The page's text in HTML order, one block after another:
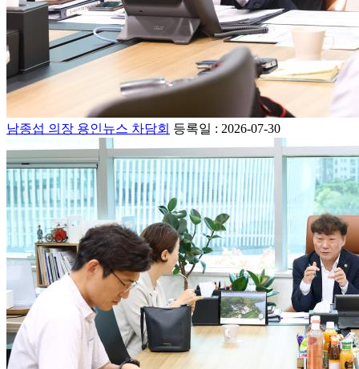
남종섭 의장 용인뉴스 차담회 등록일 : 2026-07-30